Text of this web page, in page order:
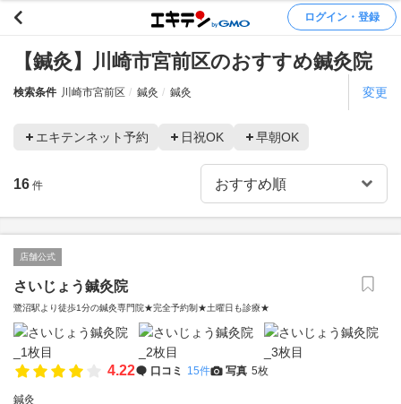
ログイン・登録
【鍼灸】川崎市宮前区のおすすめ鍼灸院
検索条件 川崎市宮前区 鍼灸 鍼灸 変更
エキテンネット予約 日祝OK 早朝OK
16 件
店舗公式
さいじょう鍼灸院
鷺沼駅より徒歩1分の鍼灸専門院★完全予約制★土曜日も診療★
4.22 口コミ 15件 写真 5枚
鍼灸